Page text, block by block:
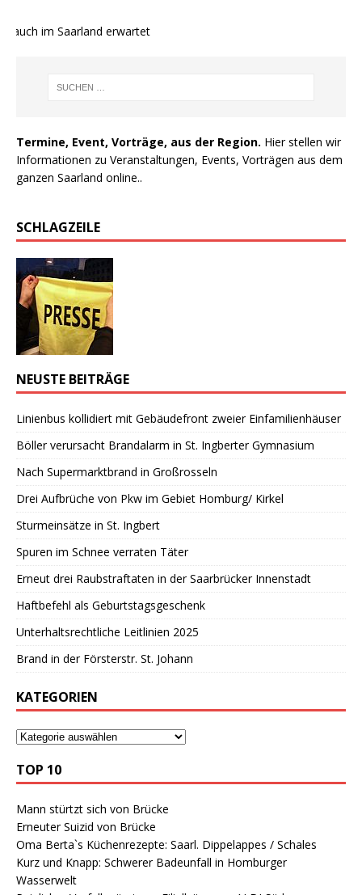
auch im Saarland erwartet
Termine, Event, Vorträge, aus der Region. Hier stellen wir
Informationen zu Veranstaltungen, Events, Vorträgen aus dem
ganzen Saarland online..
SCHLAGZEILE
NEUSTE BEITRÄGE
Linienbus kollidiert mit Gebäudefront zweier Einfamilienhäuser
Böller verursacht Brandalarm in St. Ingberter Gymnasium
Nach Supermarktbrand in Großrosseln
Drei Aufbrüche von Pkw im Gebiet Homburg/ Kirkel
Sturmeinsätze in St. Ingbert
Spuren im Schnee verraten Täter
Erneut drei Raubstraftaten in der Saarbrücker Innenstadt
Haftbefehl als Geburtstagsgeschenk
Unterhaltsrechtliche Leitlinien 2025
Brand in der Försterstr. St. Johann
KATEGORIEN
TOP 10
Mann stürtzt sich von Brücke
Erneuter Suizid von Brücke
Oma Berta`s Küchenrezepte: Saarl. Dippelappes / Schales
Kurz und Knapp: Schwerer Badeunfall in Homburger
Wasserwelt